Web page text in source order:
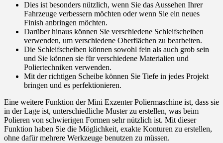
Dies ist besonders nützlich, wenn Sie das Aussehen Ihrer
Fahrzeuge verbessern möchten oder wenn Sie ein neues
Finish anbringen möchten.
Darüber hinaus können Sie verschiedene Schleifscheiben
verwenden, um verschiedene Oberflächen zu bearbeiten.
Die Schleifscheiben können sowohl fein als auch grob sein
und Sie können sie für verschiedene Materialien und
Poliertechniken verwenden.
Mit der richtigen Scheibe können Sie Tiefe in jedes Projekt
bringen und es perfektionieren.
Eine weitere Funktion der Mini Exzenter Poliermaschine ist, dass sie
in der Lage ist, unterschiedliche Muster zu erstellen, was beim
Polieren von schwierigen Formen sehr nützlich ist. Mit dieser
Funktion haben Sie die Möglichkeit, exakte Konturen zu erstellen,
ohne dafür mehrere Werkzeuge benutzen zu müssen.